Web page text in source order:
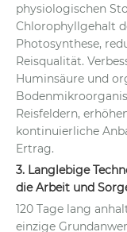
physiologischen
Chlorophyllgehalt
Photosynthese,
Reisqualität.
Huminsäure und
Reisfeldern,
kontinuierliche
Ertrag.
3. Langlebige
die Arbeit und
120 Tage lang
einzige